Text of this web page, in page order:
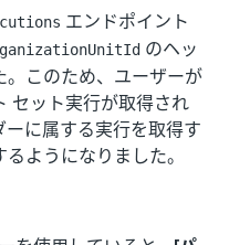
エンドポイント
のヘッ
このため、ユーザーが
セット実行が取得され
に属する実行を取得す
ようになりました。